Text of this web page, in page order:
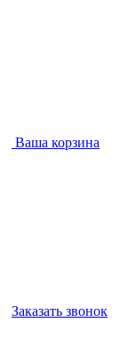
Ваша корзина
Заказать звонок